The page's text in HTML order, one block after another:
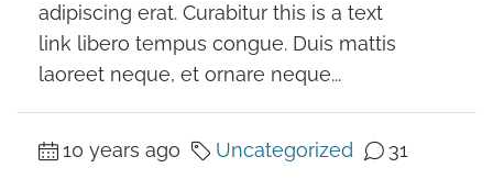
adipiscing erat. Curabitur this is a text
link libero tempus congue. Duis mattis
laoreet neque, et ornare neque...
10 years ago Uncategorized 31